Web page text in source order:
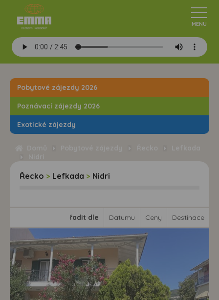
Pobytové zájezdy 2026
Poznávací zájezdy 2026
Exotické zájezdy
Řecko > Lefkada > Nidri
řadit dle Datumu Ceny Destinace